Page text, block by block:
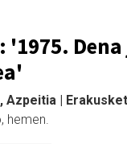
'1975.
Azpeitia |
hemen.